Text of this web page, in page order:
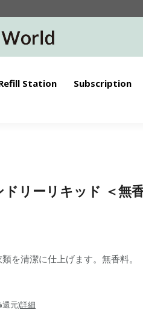
Station Subscription
リーリキッド ＜無
を清潔に仕上げます。無香料。
還元)詳細